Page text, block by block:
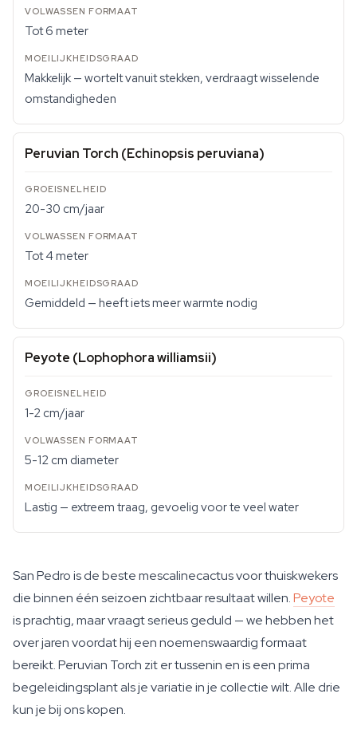
Tot 6 meter
Makkelijk — wortelt vanuit stekken, verdraagt wisselende
omstandigheden
Peruvian Torch (Echinopsis peruviana)
20-30 cm/jaar
Tot 4 meter
Gemiddeld — heeft iets meer warmte nodig
Peyote (Lophophora williamsii)
1-2 cm/jaar
5-12 cm diameter
Lastig — extreem traag, gevoelig voor te veel water
San Pedro is de beste mescalinecactus voor thuiskwekers
die binnen één seizoen zichtbaar resultaat willen.Peyote
is prachtig, maar vraagt serieus geduld — we hebben het
over jaren voordat hij een noemenswaardig formaat
bereikt. Peruvian Torch zit er tussenin en is een prima
begeleidingsplant als je variatie in je collectie wilt. Alle drie
kun je bij ons kopen.